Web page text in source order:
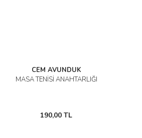
CEM AVUNDUK
MASA TENİSİ ANAHTARLIĞI
190,00 TL